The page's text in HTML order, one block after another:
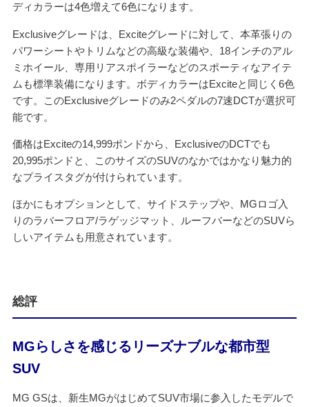
ディカラーは4色増えて6色になります。
Exclusiveグレードは、Exciteグレードに対して、本革張りの
パワーシートやトリムなどの高級な装備や、18インチのアル
ミホイール、専用リアスポイラーなどのスポーティなアイテ
ムも標準装備になります。ボディカラーはExciteと同じく6色
です。このExclusiveグレードのみ2ペダルの7速DCTが選択可
能です。
価格はExciteの14,999ポンドから、ExclusiveのDCTでも
20,995ポンドと、このサイズのSUVのなかではかなり魅力的
なプライスタグが付けられています。
ほかにもオプションとして、サイドステップや、MGロゴ入
りのラバーフロア/ラゲッジマット、ルーフバーなどのSUVら
しいアイテムも用意されています。
総評
MGらしさを感じるリーズナブルな都市型
SUV
MG GSは、新生MGがはじめてSUV市場に参入したモデルで